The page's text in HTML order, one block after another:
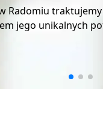
mieć głębokie
problemów naszych